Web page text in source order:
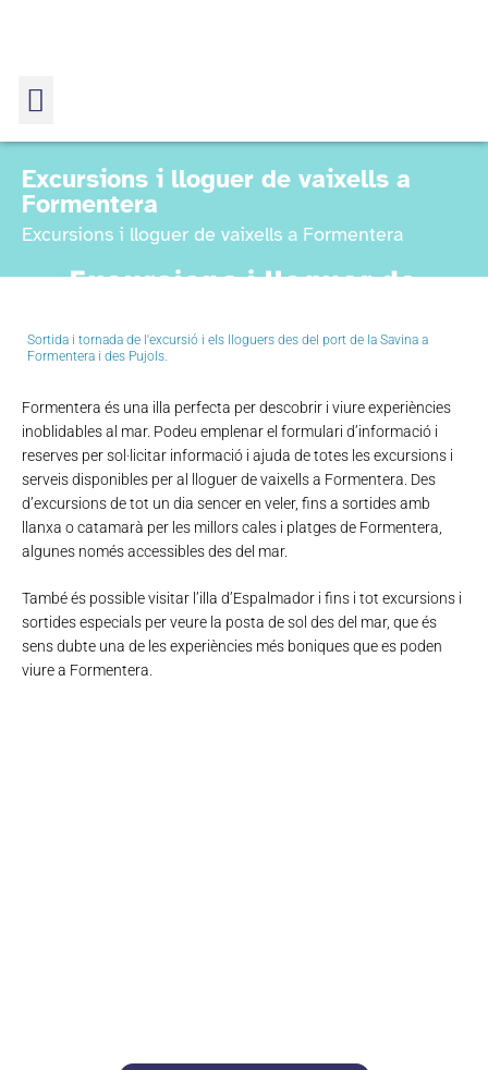
Excursions i lloguer de
Excursions i lloguer de vaixells a
Formentera
Excursions i lloguer de vaixells a Formentera
Sortida i tornada de l'excursió i els lloguers des del port de la Savina a
Formentera i des Pujols.
Formentera és una illa perfecta per descobrir i viure experiències
inoblidables al mar. Podeu emplenar el formulari d’informació i
reserves per sol·licitar informació i ajuda de totes les excursions i
serveis disponibles per al lloguer de vaixells a Formentera. Des
d’excursions de tot un dia sencer en veler, fins a sortides amb
llanxa o catamarà per les millors cales i platges de Formentera,
algunes només accessibles des del mar.
També és possible visitar l’illa d’Espalmador i fins i tot excursions i
sortides especials per veure la posta de sol des del mar, que és
sens dubte una de les experiències més boniques que es poden
viure a Formentera.